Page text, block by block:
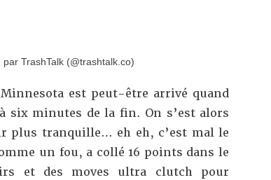
TrashTalk (@trashtalk.co)
est peut-être arrivé quand
six minutes de la fin. On s’est alors
plus tranquille… eh eh, c’est mal le
un fou, a collé 16 points dans le
et des moves ultra clutch pour